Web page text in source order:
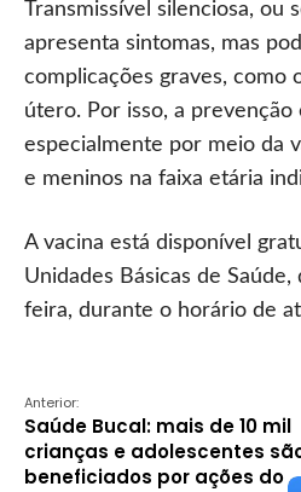
Transmissível silenciosa, ou
apresenta sintomas, mas
complicações graves, como
útero. Por isso, a prevenção
especialmente por meio da
e meninos na faixa etária
A vacina está disponível
Unidades Básicas de
feira, durante o horário de
Anterior:
Saúde Bucal: mais de 10 mil
crianças e adolescentes
beneficiados por ações do